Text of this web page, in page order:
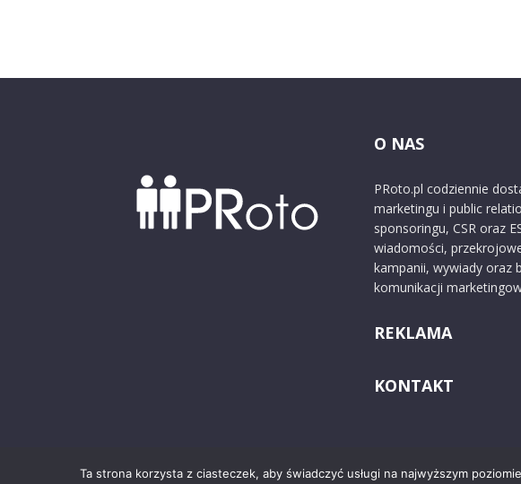
O NAS
PRoto.pl codziennie
marketingu i public
sponsoringu, CSR oraz
wiadomości,
kampanii, wywiady oraz
komunikacji
REKLAMA
KONTAKT
Ta strona korzysta z ciasteczek, aby świadczyć usługi na najwyższym